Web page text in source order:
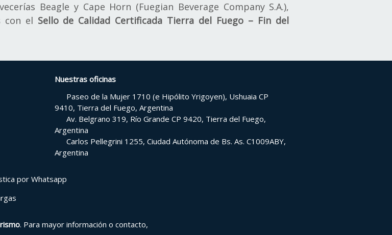
Beagle y Cape Horn (Fuegian Beverage Company S.A.),
con el Sello de Calidad Certificada Tierra del Fuego – Fin del
Nuestras oficinas
Paseo de la Mujer 1710 (e Hipólito Yrigoyen), Ushuaia CP
9410, Tierra del Fuego, Argentina
Av. Belgrano 319, Río Grande CP 9420, Tierra del Fuego,
Argentina
Carlos Pellegrini 1255, Ciudad Autónoma de Bs. As. C1009ABY,
Argentina
por Whatsapp
. Para mayor información o contacto,